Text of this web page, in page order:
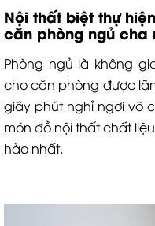
Nội thất biệt thự
căn phòng ngủ cha
Phòng ngủ là không
cho căn phòng được
giây phút nghỉ ngơi vô
món đồ nội thất chất
hảo nhất.